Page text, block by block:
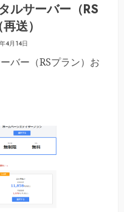
ルサーバー（RS
送）
4月14日
バー（RSプラン）お